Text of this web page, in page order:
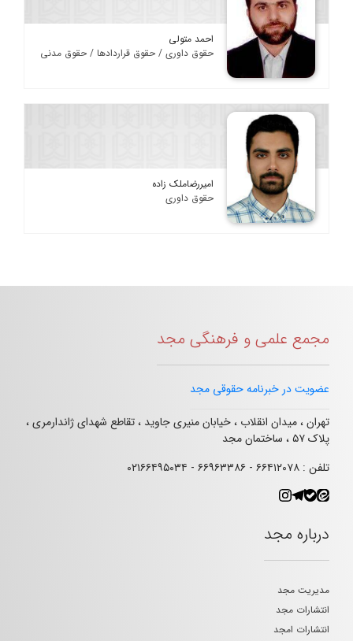
احمد متولی
حقوق داوری / حقوق قراردادها / حقوق مدنی
امیررضاملک زاده
حقوق داوری
مجمع علمی و فرهنگی مجد
عضویت در خبرنامه حقوقی مجد
تهران ، میدان انقلاب ، خیابان منیری جاوید ، تقاطع شهدای ژاندارمری ،
پلاک ۵۷ ، ساختمان مجد
تلفن : ۶۶۴۱۲۰۷۸ - ۶۶۹۶۳۳۸۶ - ۰۲۱۶۶۴۹۵۰۳۴
درباره مجد
مدیریت مجد
انتشارات مجد
انتشارات امجد